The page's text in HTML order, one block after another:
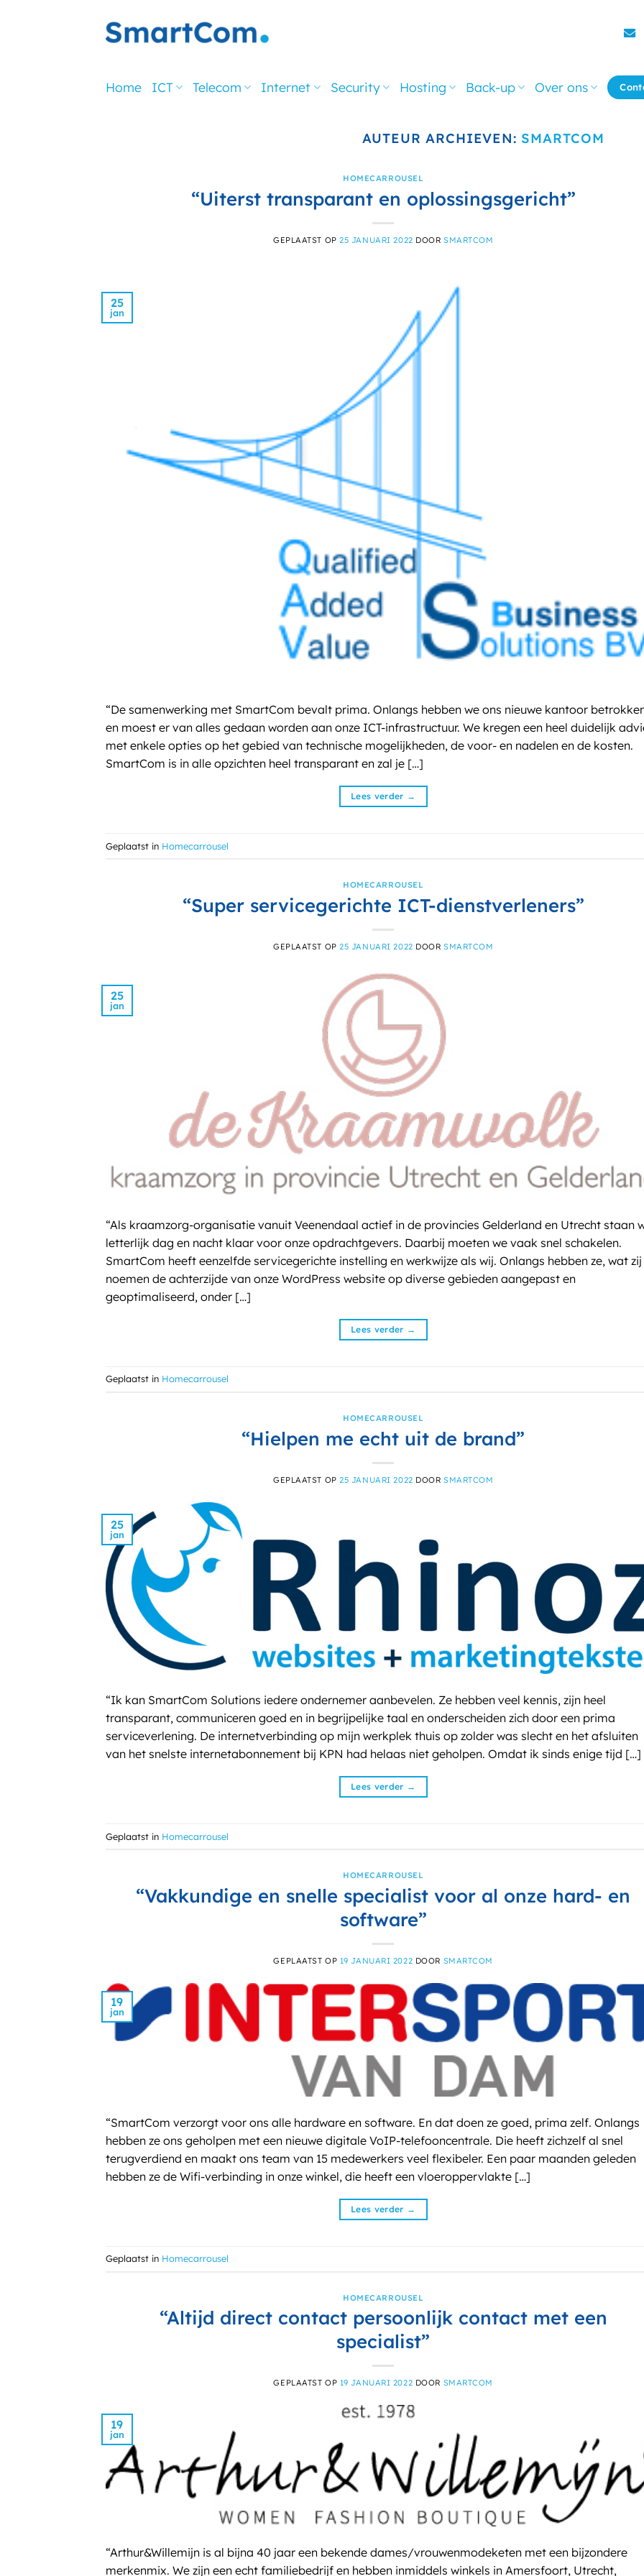
Home ICT Telecom Internet Security Hosting Back-up Over ons
AUTEUR ARCHIEVEN: SMARTCOM
HOMECARROUSEL
“Uiterst transparant en oplossingsgericht”
GEPLAATST OP25 JANUARI 2022 DOORSMARTCOM
25
jan
“De samenwerking met SmartCom bevalt prima. Onlangs hebben we ons nieuwe kantoor
en moest er van alles gedaan worden aan onze ICT-infrastructuur. We kregen een heel duidelijk
met enkele opties op het gebied van technische mogelijkheden, de voor- en nadelen en de kosten.
SmartCom is in alle opzichten heel transparant en zal je […]
Lees verder →
Geplaatst in Homecarrousel
HOMECARROUSEL
“Super servicegerichte ICT-dienstverleners”
GEPLAATST OP25 JANUARI 2022 DOORSMARTCOM
25
jan
“Als kraamzorg-organisatie vanuit Veenendaal actief in de provincies Gelderland en Utrecht staan
letterlijk dag en nacht klaar voor onze opdrachtgevers. Daarbij moeten we vaak snel schakelen.
SmartCom heeft eenzelfde servicegerichte instelling en werkwijze als wij. Onlangs hebben ze, wat zij
noemen de achterzijde van onze WordPress website op diverse gebieden aangepast en
geoptimaliseerd, onder […]
Lees verder →
Geplaatst in Homecarrousel
HOMECARROUSEL
“Hielpen me echt uit de brand”
GEPLAATST OP25 JANUARI 2022 DOORSMARTCOM
25
jan
“Ik kan SmartCom Solutions iedere ondernemer aanbevelen. Ze hebben veel kennis, zijn heel
transparant, communiceren goed en in begrijpelijke taal en onderscheiden zich door een prima
serviceverlening. De internetverbinding op mijn werkplek thuis op zolder was slecht en het afsluiten
van het snelste internetabonnement bij KPN had helaas niet geholpen. Omdat ik sinds enige tijd […]
Lees verder →
Geplaatst in Homecarrousel
HOMECARROUSEL
“Vakkundige en snelle specialist voor al onze hard- en
software”
GEPLAATST OP 19 JANUARI 2022 DOOR SMARTCOM
19
jan
“SmartCom verzorgt voor ons alle hardware en software. En dat doen ze goed, prima zelf. Onlangs
hebben ze ons geholpen met een nieuwe digitale VoIP-telefooncentrale. Die heeft zichzelf al snel
terugverdiend en maakt ons team van 15 medewerkers veel flexibeler. Een paar maanden geleden
hebben ze de Wifi-verbinding in onze winkel, die heeft een vloeroppervlakte […]
Lees verder →
Geplaatst in Homecarrousel
HOMECARROUSEL
“Altijd direct contact persoonlijk contact met een
specialist”
GEPLAATST OP 19 JANUARI 2022 DOOR SMARTCOM
19
jan
“Arthur&Willemijn is al bijna 40 jaar een bekende dames/vrouwenmodeketen met een bijzondere
merkenmix. We zijn een echt familiebedrijf en hebben inmiddels winkels in Amersfoort, Utrecht,